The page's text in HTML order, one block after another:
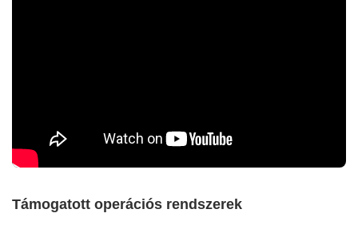
Támogatott operációs rendszerek